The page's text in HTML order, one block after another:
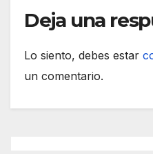
Deja una
Lo siento, debes estar
un comentario.